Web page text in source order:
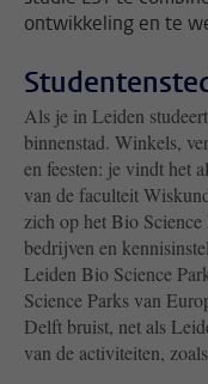
ontwikkeling en te
Als je in Leiden
binnenstad. Winkels,
en feesten: je vindt het
van de faculteit
zich op het Bio
bedrijven en
Leiden Bio Science
Science Parks van
Delft bruist, net als
van de activiteiten,